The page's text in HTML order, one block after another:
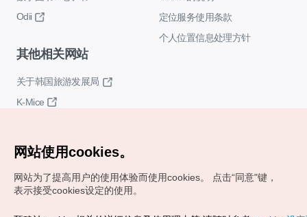
Odii
定位服务使用条款
个人位置信息处理方针
其他相关网站
关于韩国旅游发展局
K-Mice
网站使用cookies。
网站为了提高用户的使用体验而使用cookies。
点击“同意"键，
表示接受cookies设定的使用。